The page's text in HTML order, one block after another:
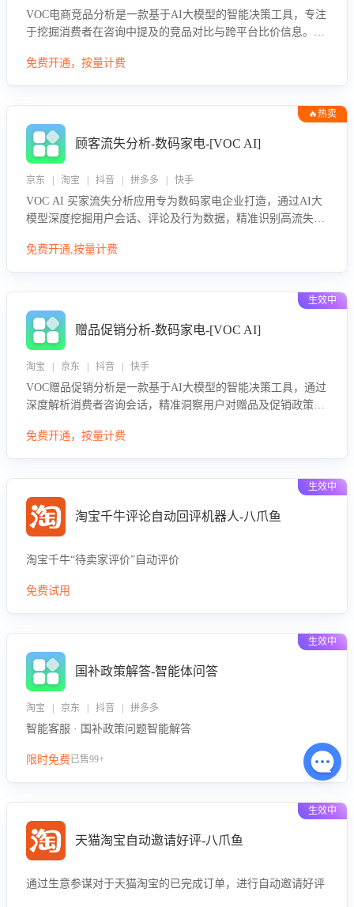
VOC电商竞品分析是一款基于AI大模型的智能决策工具，专注
于挖掘消费者在咨询中提及的竞品对比与跨平台比价信息。该
息，进行多维度交叉对比，并分析消费者的比价行为。通过提
免费开通，按量计费
🔥热卖
顾客流失分析-数码家电-[VOC AI]
京东 | 淘宝 | 抖音 | 拼多多 | 快手
VOC AI 买家流失分析应用专为数码家电企业打造，通过AI大
模型深度挖掘用户会话、评论及行为数据，精准识别高流失风
迟、竞品价格冲击等。系统自动输出可落地的挽回策略，迅速
免费开通,按量计费
生效中
赠品促销分析-数码家电-[VOC AI]
淘宝 | 京东 | 抖音 | 快手
VOC赠品促销分析是一款基于AI大模型的智能决策工具，通过
深度解析消费者咨询会话，精准洞察用户对赠品及促销政策的
求，帮助企业制定个性化赠品组合策略，优化资源投放并淘汰
免费开通，按量计费
生效中
淘宝千牛评论自动回评机器人-八爪鱼
淘宝千牛“待卖家评价”自动评价
免费试用
生效中
国补政策解答-智能体问答
淘宝 | 京东 | 抖音 | 拼多多
智能客服 · 国补政策问题智能解答
限时免费已售99+
生效中
天猫淘宝自动邀请好评-八爪鱼
通过生意参谋对于天猫淘宝的已完成订单，进行自动邀请好评